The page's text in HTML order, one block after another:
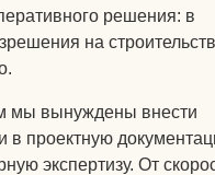
решения: в
на
мы вынуждены внести
в проектную
экспертизу. От